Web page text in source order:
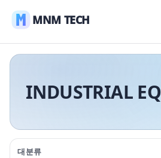
MNM TECH
INDUSTRIAL
대분류